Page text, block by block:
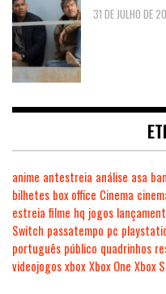
31 DE JULHO DE
anime antestreia análise asa
bilhetes box office Cinema
estreia filme hq jogos
Switch passatempo pc
português público quadrinhos
videojogosxboxXbox One Xbox